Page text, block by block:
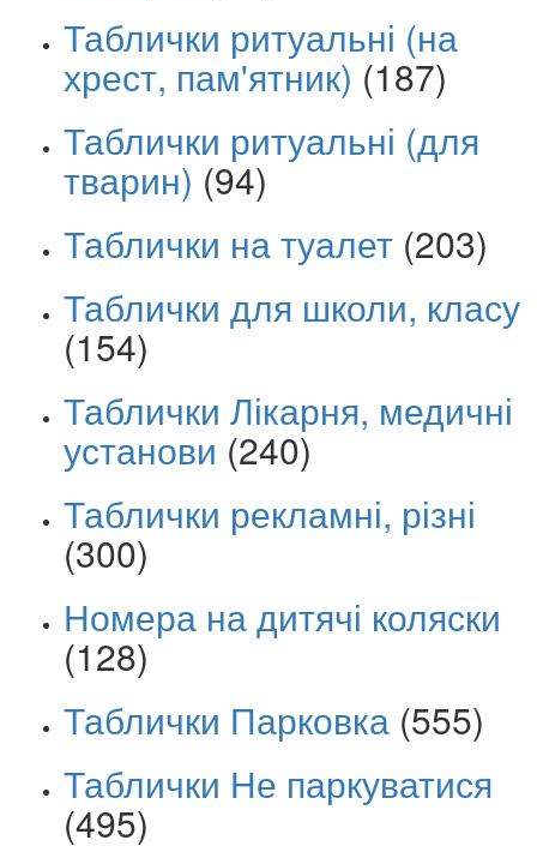
Таблички ритуальні (на
хрест, пам'ятник) (187)
Таблички ритуальні (для
тварин) (94)
Таблички на туалет (203)
Таблички для школи, класу
(154)
Таблички Лікарня, медичні
установи (240)
Таблички рекламні, різні
(300)
Номера на дитячі коляски
(128)
Таблички Парковка (555)
Таблички Не паркуватися
(495)